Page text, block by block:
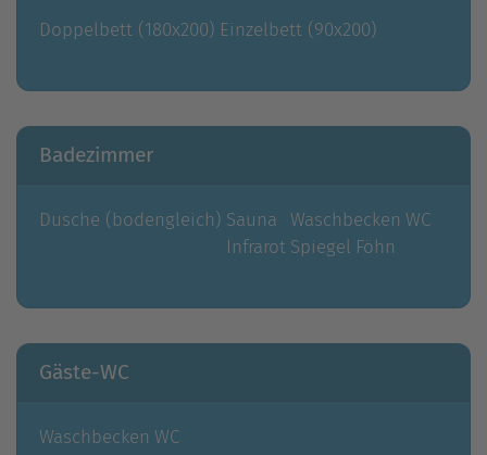
Doppelbett (180x200) Einzelbett (90x200)
Badezimmer
Dusche (bodengleich) Sauna
Infrarot
Waschbecken WC
Spiegel Föhn
Gäste-WC
Waschbecken WC